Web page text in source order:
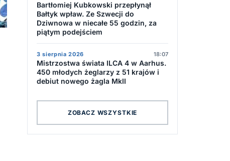
Bartłomiej Kubkowski przepłynął
Bałtyk wpław. Ze Szwecji do
Dziwnowa w niecałe 55 godzin, za
piątym podejściem
3 sierpnia 2026 18:07
Mistrzostwa świata ILCA 4 w Aarhus.
450 młodych żeglarzy z 51 krajów i
debiut nowego żagla MkII
ZOBACZ WSZYSTKIE